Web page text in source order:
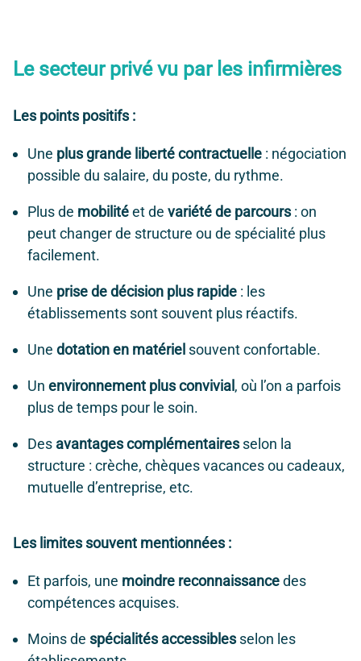
Le secteur privé vu par les infirmières
Les points positifs :
Une plus grande liberté contractuelle : négociation
possible du salaire, du poste, du rythme.
Plus de mobilitéet de variété de parcours: on
peut changer de structure ou de spécialité plus
facilement.
Une prise de décision plus rapide : les
établissements sont souvent plus réactifs.
Une dotation en matériel souvent confortable.
Un environnement plus convivial , où l’on a parfois
plus de temps pour le soin.
Des avantages complémentairesselon la
structure : crèche, chèques vacances ou cadeaux,
mutuelle d’entreprise, etc.
Les limites souvent mentionnées :
Et parfois, une moindre reconnaissancedes
compétences acquises.
Moins de spécialités accessiblesselon les